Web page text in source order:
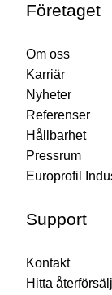
Företaget
Om oss
Karriär
Nyheter
Referenser
Hållbarhet
Pressrum
Europrofil
Support
Kontakt
Hitta